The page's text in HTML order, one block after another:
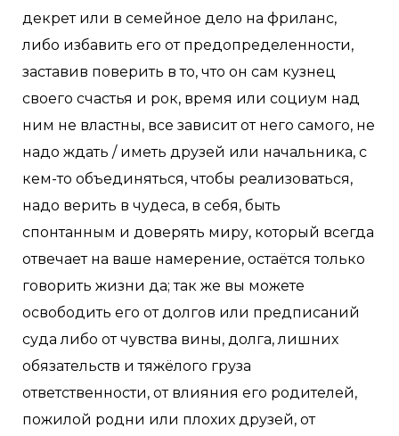
декрет или в семейное дело на фриланс,
либо избавить его от предопределенности,
заставив поверить в то, что он сам кузнец
своего счастья и рок, время или социум над
ним не властны, все зависит от него самого, не
надо ждать / иметь друзей или начальника, с
кем-то объединяться, чтобы реализоваться,
надо верить в чудеса, в себя, быть
спонтанным и доверять миру, который всегда
отвечает на ваше намерение, остаётся только
говорить жизни да; так же вы можете
освободить его от долгов или предписаний
суда либо от чувства вины, долга, лишних
обязательств и тяжёлого груза
ответственности, от влияния его родителей,
пожилой родни или плохих друзей, от